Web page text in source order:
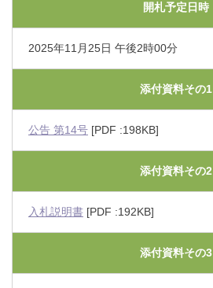
開札予定日時
2025年11月25日 午後2時00分
添付資料その1
公告 第14号 [PDF :198KB]
添付資料その2
入札説明書 [PDF :192KB]
添付資料その3